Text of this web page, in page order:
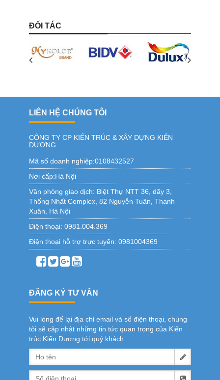
ĐỐI TÁC
LIÊN HỆ CHÚNG TÔI
CÔNG TY CP KIẾN TRÚC & XÂY DỰNG KIẾN
DƯƠNG
Mã số doanh nghiệp:0108432527
Nơi cấp:Hà Nội
Văn phòng giao dịch: Biệt Thự NTT 36, dãy 3,
Thống Nhất Complex, 82 Nguyễn Tuân, Thanh
Xuân, Hà Nội
Điện thoại: 0981.004.369
Điện thoại hỗ trợ trực tuyến: 0981004369
ĐĂNG KÝ TƯ VẤN
Vui lòng để lại địa chỉ email và số điện thoại, chúng
tôi sẽ cập nhật những tin tức quan trọng của Kiến
trúc Kiến Dương tới quý khách.